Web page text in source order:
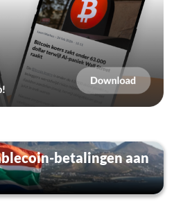
betalingen aan